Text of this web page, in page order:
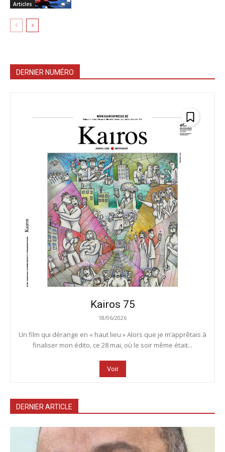
Articles
DERNIER NUMÉRO
Kairos 75
18/06/2026
Un film qui dérange en « haut lieu » Alors que je m’apprêtais à
finaliser mon édito, ce 28 mai, où le soir même était...
Voir
DERNIER ARTICLE